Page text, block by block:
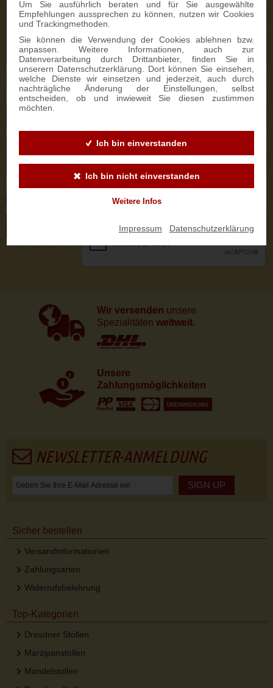
Um Sie ausführlich beraten und für Sie ausgewählte
Empfehlungen aussprechen zu können, nutzen wir Cookies
und Trackingmethoden.
Sie können die Verwendung der Cookies ablehnen bzw.
anpassen. Weitere Informationen, auch zur
Datenverarbeitung durch Drittanbieter, finden Sie in
unserern Datenschutzerklärung. Dort können Sie einsehen,
welche Dienste wir einsetzen und jederzeit, auch durch
nachträgliche Änderung der Einstellungen, selbst
entscheiden, ob und inwieweit Sie diesen zustimmen
möchten.
Ich bin einverstanden
Ich bin nicht einverstanden
Weitere Infos
Impressum Datenschutzerklärung
Optionale Angaben:
Lieferdatum
Werbeanbringung
Wir versenden unsere
Spezialitäten weltweit.
Unsere
Zahlungsmöglichkeiten
NEWSLETTER-ANMELDUNG
SIGN UP
Sicher bestellen
Versandinformationen
Zahlungsarten
Widerrufsbelehrung
Top-Kategorien
Dresdner Stollen
Marzipanstollen
Mandelstollen